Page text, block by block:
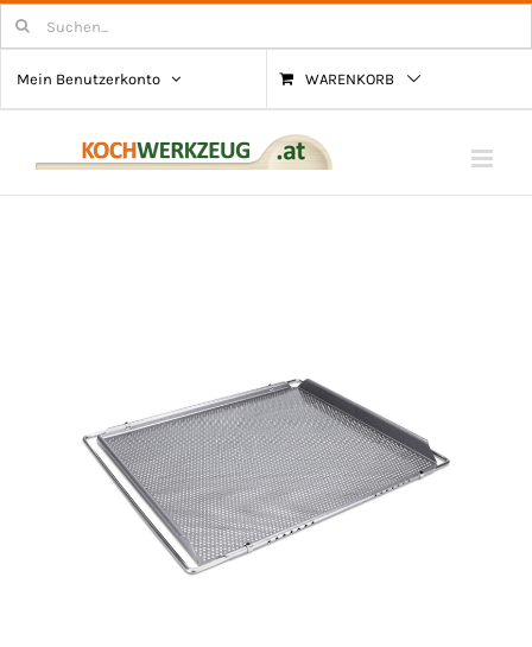
Zum
Inhalt
springen
Suchen
nach:
Mein Benutzerkonto
WARENKORB